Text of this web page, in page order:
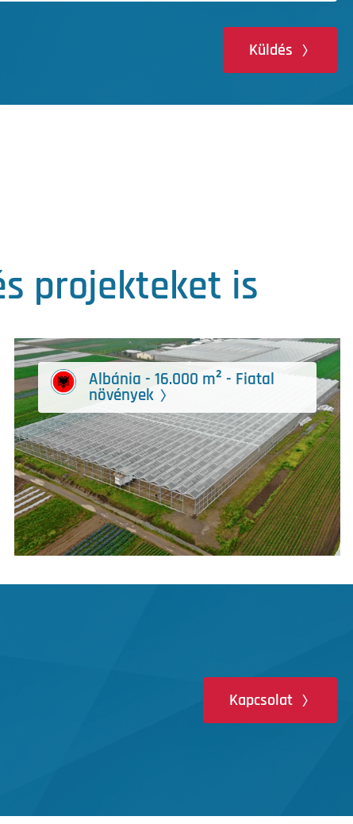
Küldés
projekteket is
Albánia - 16.000 m² - Fiatal
növények
Kapcsolat